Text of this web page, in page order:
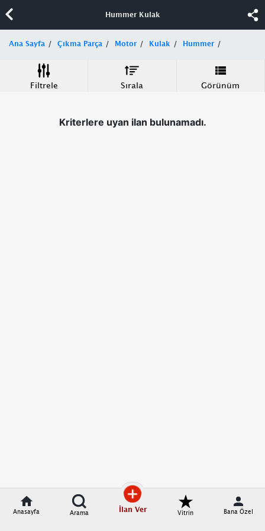
Hummer Kulak
Ana Sayfa Çıkma Parça Motor Kulak Hummer
Filtrele Sırala Görünüm
Kriterlere uyan ilan bulunamadı.
Anasayfa Arama İlan Ver Vitrin Bana Özel